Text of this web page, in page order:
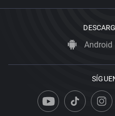
Android